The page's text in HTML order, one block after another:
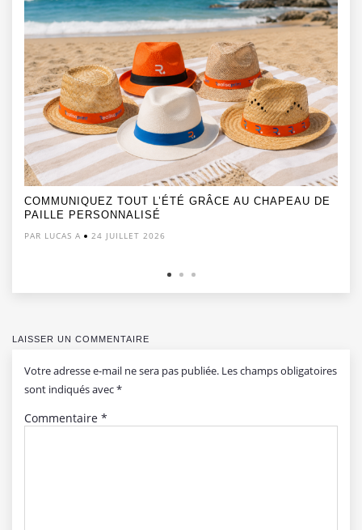
COMMUNIQUEZ TOUT L’ÉTÉ GRÂCE AU CHAPEAU DE
PAILLE PERSONNALISÉ
PAR LUCAS A 24 JUILLET 2026
LAISSER UN COMMENTAIRE
Votre adresse e-mail ne sera pas publiée. Les champs obligatoires
sont indiqués avec*
Commentaire *